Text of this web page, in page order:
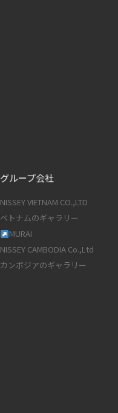
グループ会社
NISSEY VIETNAM CO.,LTD
ベトナムのギャラリー
MURAI
NISSEY CAMBODIA Co.,Ltd
カンボジアのギャラリー